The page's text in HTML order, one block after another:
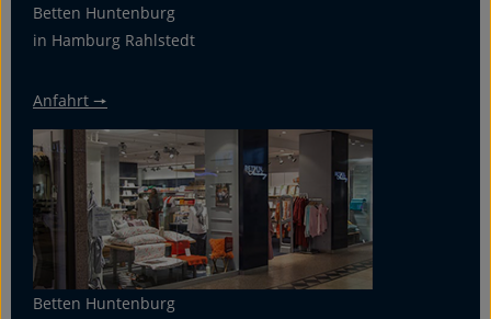
Betten Huntenburg
in Hamburg Rahlstedt
Anfahrt 🠖
Betten Huntenburg